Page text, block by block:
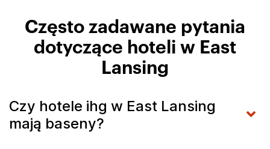
Często zadawane pytania
dotyczące hoteli w East
Lansing
Czy hotele ihg w East Lansing
mają baseny?